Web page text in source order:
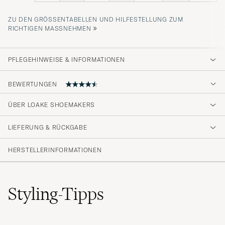
ZU DEN GRÖSSENTABELLEN UND HILFESTELLUNG ZUM R
ICHTIGEN MASSNEHMEN
»
PFLEGEHINWEISE & INFORMATIONEN
BEWERTUNGEN
4.4
(15)
(1)
ÜBER LOAKE SHOEMAKERS
LIEFERUNG & RÜCKGABE
HERSTELLERINFORMATIONEN
Styling-Tipps